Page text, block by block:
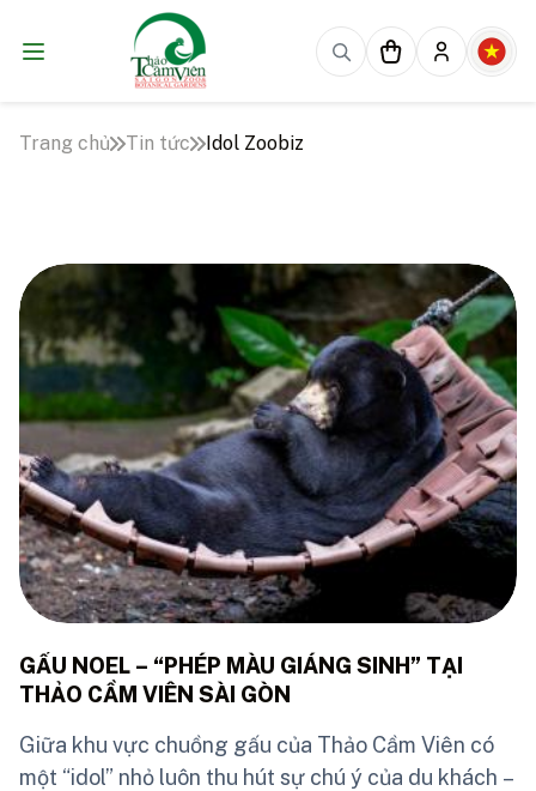
Trang chủ Tin tức Idol Zoobiz
GẤU NOEL – “PHÉP MÀU GIÁNG SINH” TẠI
THẢO CẦM VIÊN SÀI GÒN
Giữa khu vực chuồng gấu của Thảo Cầm Viên có
một “idol” nhỏ luôn thu hút sự chú ý của du khách –